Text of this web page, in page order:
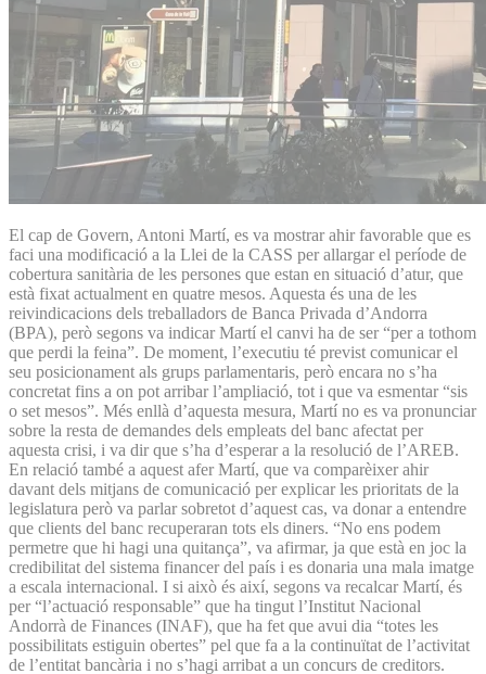
El cap de Govern, Antoni Martí, es va mostrar ahir favorable que es
faci una modificació a la Llei de la CASS per allargar el període de
cobertura sanitària de les persones que estan en situació d’atur, que
està fixat actualment en quatre mesos. Aquesta és una de les
reivindicacions dels treballadors de Banca Privada d’Andorra
(BPA), però segons va indicar Martí el canvi ha de ser “per a tothom
que perdi la feina”. De moment, l’executiu té previst comunicar el
seu posicionament als grups parlamentaris, però encara no s’ha
concretat fins a on pot arribar l’ampliació, tot i que va esmentar “sis
o set mesos”. Més enllà d’aquesta mesura, Martí no es va pronunciar
sobre la resta de demandes dels empleats del banc afectat per
aquesta crisi, i va dir que s’ha d’esperar a la resolució de l’AREB.
En relació també a aquest afer Martí, que va comparèixer ahir
davant dels mitjans de comunicació per explicar les prioritats de la
legislatura però va parlar sobretot d’aquest cas, va donar a entendre
que clients del banc recuperaran tots els diners. “No ens podem
permetre que hi hagi una quitança”, va afirmar, ja que està en joc la
credibilitat del sistema financer del país i es donaria una mala imatge
a escala internacional. I si això és així, segons va recalcar Martí, és
per “l’actuació responsable” que ha tingut l’Institut Nacional
Andorrà de Finances (INAF), que ha fet que avui dia “totes les
possibilitats estiguin obertes” pel que fa a la continuïtat de l’activitat
de l’entitat bancària i no s’hagi arribat a un concurs de creditors.